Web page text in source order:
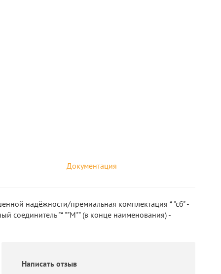
Документация
надёжности/премиальная комплектация * "сб" -
соединитель "* ""М"" (в конце наименования) -
Написать отзыв